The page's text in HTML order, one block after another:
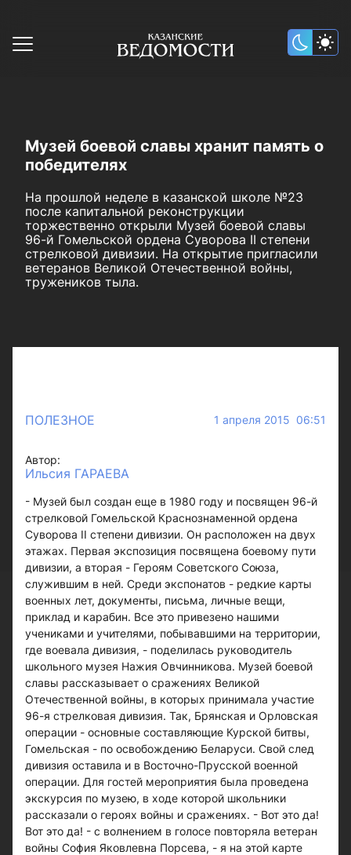
Музей боевой славы хранит память о
победителях
На прошлой неделе в казанской школе №23
после капитальной реконструкции
торжественно открыли Музей боевой славы
96-й Гомельской ордена Суворова II степени
стрелковой дивизии. На открытие пригласили
ветеранов Великой Отечественной войны,
тружеников тыла.
ПОЛЕЗНОЕ 1 апреля 2015 06:51
Автор:
Ильсия ГАРАЕВА
- Музей был создан еще в 1980 году и посвящен 96-й
стрелковой Гомельской Краснознаменной ордена
Суворова II степени дивизии. Он расположен на двух
этажах. Первая экспозиция посвящена боевому пути
дивизии, а вторая - Героям Советского Союза,
служившим в ней. Среди экспонатов - редкие карты
военных лет, документы, письма, личные вещи,
приклад и карабин. Все это привезено нашими
учениками и учителями, побывавшими на территории,
где воевала дивизия, - поделилась руководитель
школьного музея Нажия Овчинникова. Музей боевой
славы рассказывает о сражениях Великой
Отечественной войны, в которых принимала участие
96-я стрелковая дивизия. Так, Брянская и Орловская
операции - основные составляющие Курской битвы,
Гомельская - по освобождению Беларуси. Свой след
дивизия оставила и в Восточно-Прусской военной
операции. Для гостей мероприятия была проведена
экскурсия по музею, в ходе которой школьники
рассказали о героях войны и сражениях. - Вот это да!
Вот это да! - с волнением в голосе повторяла ветеран
войны София Яковлевна Порсева, - я на этой карте